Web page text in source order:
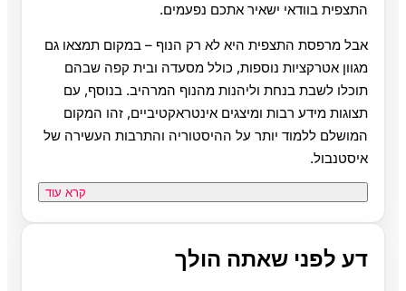
התצפית בוודאי ישאיר אתכם נפעמים.
אבל מרפסת התצפית היא לא רק הנוף – במקום תמצאו גם
מגוון אטרקציות נוספות, כולל מסעדה ובית קפה שבהם
תוכלו לשבת בנחת וליהנות מהנוף המרהיב. בנוסף, עם
תצוגות מידע רבות ומיצגים אינטראקטיביים, זהו המקום
המושלם ללמוד יותר על ההיסטוריה והתרבות העשירה של
איסטנבול.
קרא עוד
דע לפני שאתה הולך